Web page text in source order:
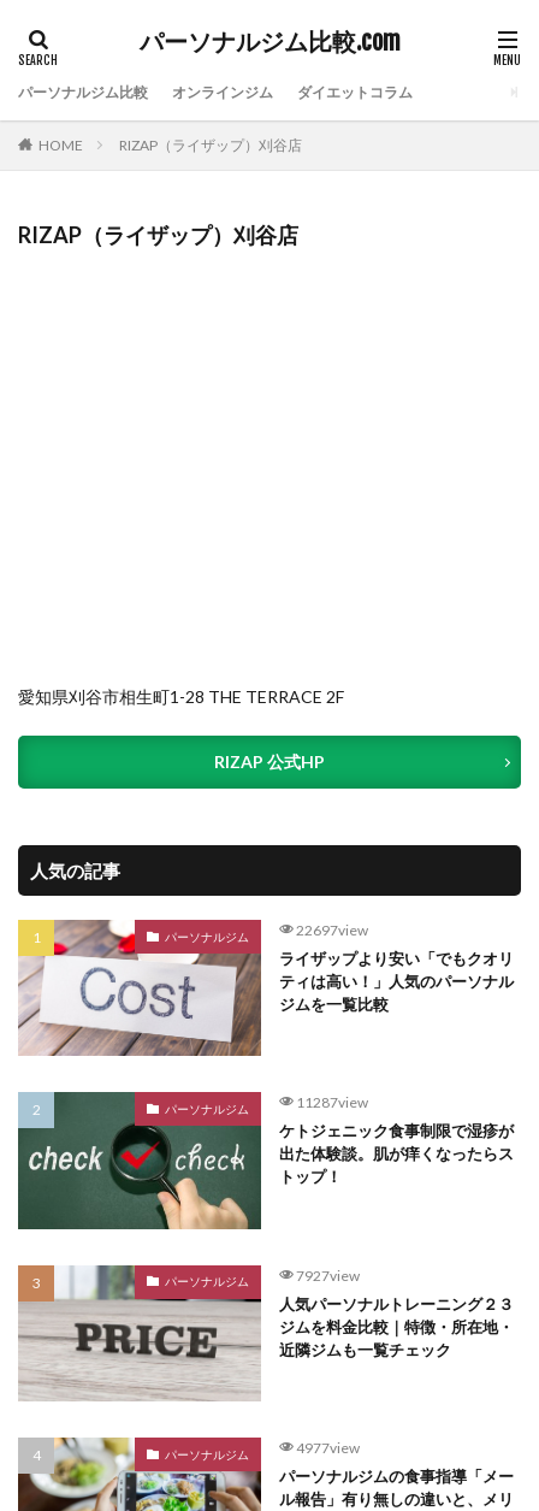
パーソナルジム比較.com
パーソナルジム比較 オンラインジム ダイエットコラム
HOME RIZAP（ライザップ）刈谷店
RIZAP（ライザップ）刈谷店
愛知県刈谷市相生町1-28 THE TERRACE 2F
RIZAP 公式HP
人気の記事
パーソナルジム 22697view
ライザップより安い「でもクオリ
ティは高い！」人気のパーソナル
ジムを一覧比較
パーソナルジム 11287view
ケトジェニック食事制限で湿疹が
出た体験談。肌が痒くなったらス
トップ！
パーソナルジム 7927view
人気パーソナルトレーニング２３
ジムを料金比較｜特徴・所在地・
近隣ジムも一覧チェック
パーソナルジム 4977view
パーソナルジムの食事指導「メー
ル報告」有り無しの違いと、メリ